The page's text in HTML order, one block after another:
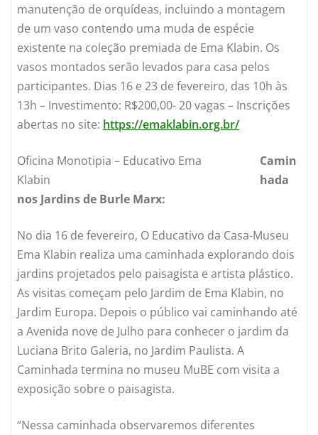
manutenção de orquídeas, incluindo a montagem
de um vaso contendo uma muda de espécie
existente na coleção premiada de Ema Klabin. Os
vasos montados serão levados para casa pelos
participantes. Dias 16 e 23 de fevereiro, das 10h às
13h – Investimento: R$200,00- 20 vagas – Inscrições
abertas no site: https://emaklabin.org.br/
Oficina Monotipia – Educativo Ema
Klabin
Camin
hada
nos Jardins de Burle Marx:
No dia 16 de fevereiro, O Educativo da Casa-Museu
Ema Klabin realiza uma caminhada explorando dois
jardins projetados pelo paisagista e artista plástico.
As visitas começam pelo Jardim de Ema Klabin, no
Jardim Europa. Depois o público vai caminhando até
a Avenida nove de Julho para conhecer o jardim da
Luciana Brito Galeria, no Jardim Paulista. A
Caminhada termina no museu MuBE com visita a
exposição sobre o paisagista.
“Nessa caminhada observaremos diferentes